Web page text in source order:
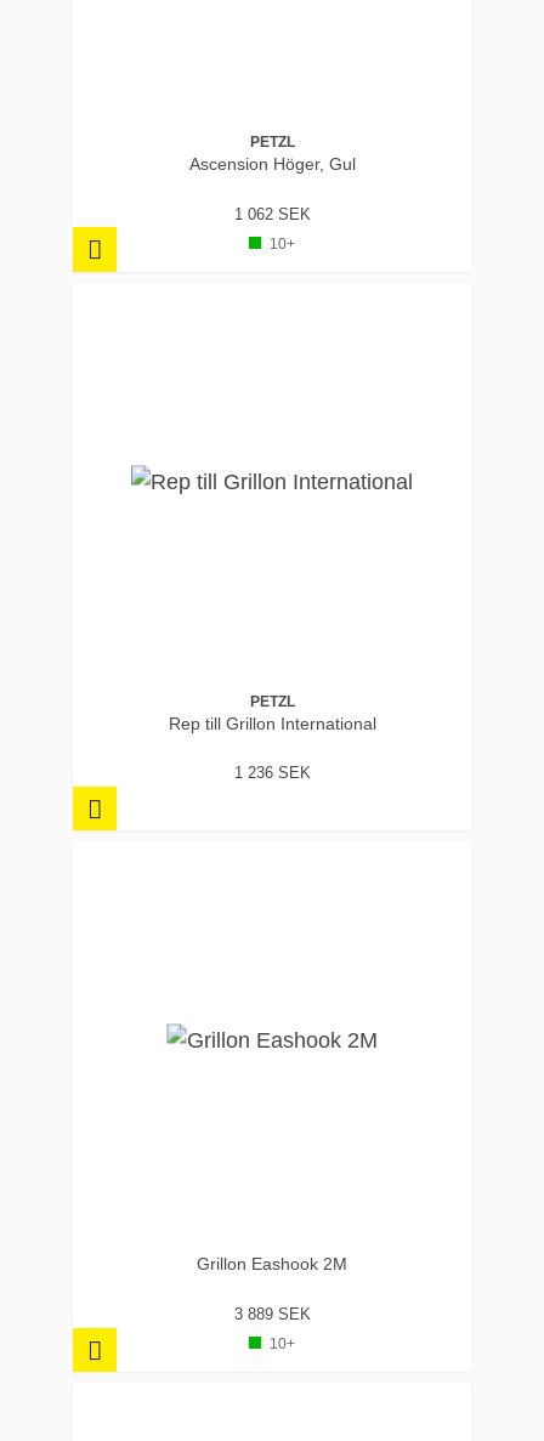
PETZL
Ascension Höger, Gul
1 062 SEK
10+
PETZL
Rep till Grillon International
1 236 SEK
Grillon Eashook 2M
3 889 SEK
10+